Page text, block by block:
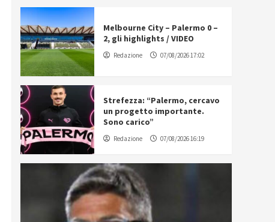
Melbourne City – Palermo 0 –
2, gli highlights / VIDEO
Redazione 07/08/2026 17:02
Strefezza: “Palermo, cercavo
un progetto importante.
Sono carico”
Redazione 07/08/2026 16:19